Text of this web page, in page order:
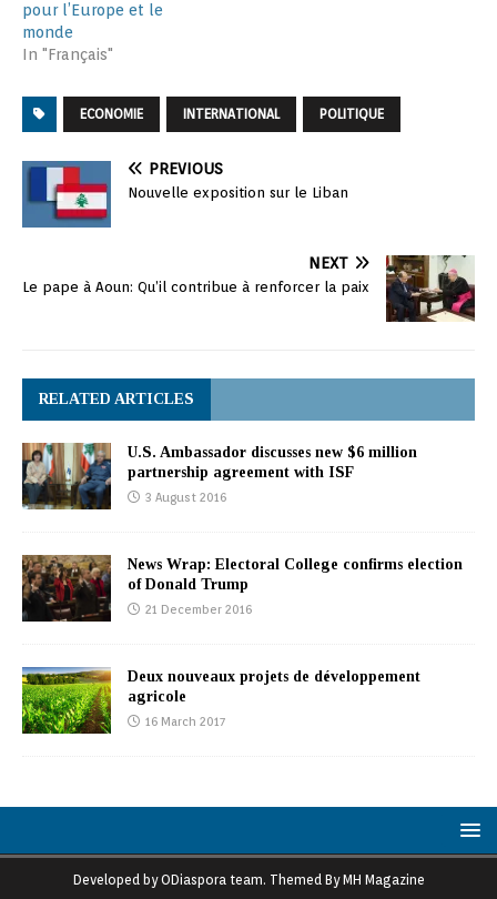
pour l’Europe et le
monde
In "Français"
ECONOMIE INTERNATIONAL POLITIQUE
PREVIOUS
Nouvelle exposition sur le Liban
NEXT
Le pape à Aoun: Qu’il contribue à renforcer la paix
RELATED ARTICLES
U.S. Ambassador discusses new $6 million
partnership agreement with ISF
3 August 2016
News Wrap: Electoral College confirms election
of Donald Trump
21 December 2016
Deux nouveaux projets de développement
agricole
16 March 2017
Developed by ODiaspora team. Themed By MH Magazine